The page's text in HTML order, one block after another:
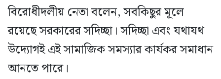
বিরোধীদলীয় নেতা বলেন, সবকিছুর মূলে
রয়েছে সরকারের সদিচ্ছা। সদিচ্ছা এবং যথাযথ
উদ্যোগই এই সামাজিক সমস্যার কার্যকর সমাধান
আনতে পারে।